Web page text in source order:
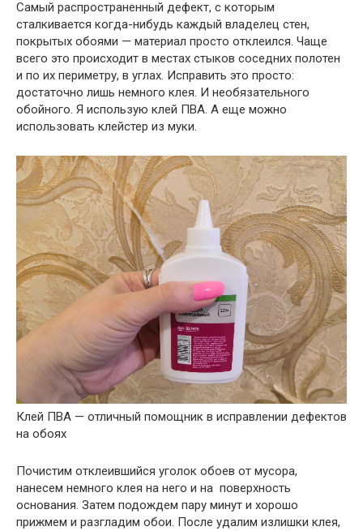
Самый распространенный дефект, с которым
сталкивается когда-нибудь каждый владелец стен,
покрытых обоями — материал просто отклеился. Чаще
всего это происходит в местах стыков соседних полотен
и по их периметру, в углах. Исправить это просто:
достаточно лишь немного клея. И необязательного
обойного. Я использую клей ПВА. А еще можно
использовать клейстер из муки.
Клей ПВА — отличный помощник в исправлении дефектов
на обоях
Почистим отклеившийся уголок обоев от мусора,
нанесем немного клея на него и на поверхность
основания. Затем подождем пару минут и хорошо
прижмем и разгладим обои. После удалим излишки клея,